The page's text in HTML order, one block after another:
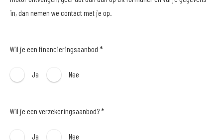
in, dan nemen we contact met je op.
Wil je een financieringsaanbod *
Ja Nee
Wil je een verzekeringsaanbod? *
Ja Nee